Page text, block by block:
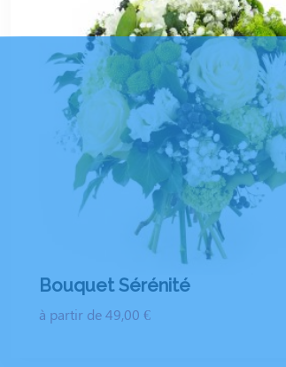
Bouquet Sérénité
à partir de 49,00 €